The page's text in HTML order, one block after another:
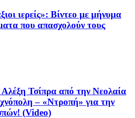
ιερείς»: Βίντεο με μήνυμα
που απασχολούν τους
Τσίπρα από την Νεολαία
– «Ντροπή» για την
(Video)